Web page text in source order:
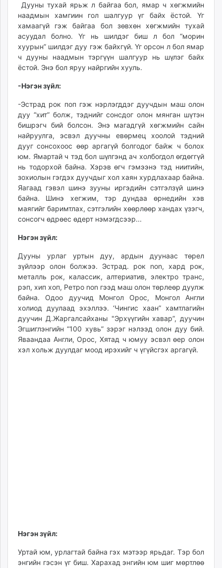
Дууны тухай ярьж л байгаа бол, ямар ч хөгжмийн
наадмын хамгиин гол шалгуур үг байх ёстой. Үг
хамаагүй гэж байгаа бол зөвхөн хөгжмийн тухай
асуудал болно. Үг нь шилдэг биш л бол “морин
хуурын” шилдэг дуу гэж байхгүй. Үг орсон л бол ямар
ч дууны наадмын тэргүүн шалгуур нь шүлэг байх
ёстой. Энэ бол яруу найргийн хууль.
-Нэгэн зүйл:
-Эстрад рок поп гэж нэрлэгддэг дуучдын маш олон
дуу “хит” болж, тэднийг сонсдог олон мянган шүтэн
бишрэгч бий болсон. Энэ магадгүй хөгжмийн сайн
найруулга, эсвэл дуучны евөрмец хоолой тэдний
дууг сонсохоос өөр аргагүй болгодог байж ч болох
юм. Ямартай ч тэд бол шүлгэнд ач холбогдол өгдөггүй
нь тодорхой байна. Хэрэв өгч гэмээнэ тэд ниитийн,
зохиолын гэгдэх дуучдыг хол хаян хурдлахаар байна.
Яагаад гэвэл шинэ зууны иргэдийн сэтгэлзүй шинэ
байна. Шинэ хегжим, тэр дундаа өрнедийн хэв
маягийг баримтлах, сэтгэлийн хөөрлөөр хандах үзэгч,
сонсогч өдрөес өдерт нэмэгдсээр...
Нэгэн зүйл:
Дууны урлаг уртын дуу, ардын дуунаас төрел
зүйлээр олон болжээ. Эстрад. рок non, хард рок,
металль рок, калассик, алтериатив, электро транс,
рэп, хип хоп, Ретро non гээд маш олон төрлеөр дуулж
байна. Одоо дуучид Монгол Орос, Монгол Англи
холиод дуулаад эхэллээ. ‘Чингис хаан” хамтлагийн
дуучин Д.Жаргалсайханы "Эрхүүгийн хавар”, дуучин
Эгшиглэнгийн “100 хувь” зэрэг нэлээд олон дуу бий.
Яваандаа Англи, Орос, Хятад ч юмуу эсвэл өер олон
хэл хольж дуулдаг моод ирэхийг ч үгүйсгэх аргагүй.
Нэгэн зүйл:
Уртай юм, урлагтай байна гэх мэтээр ярьдаг. Тэр бол
энгийн гэсэн үг биш. Харахад энгийн юм шиг мөртлөө